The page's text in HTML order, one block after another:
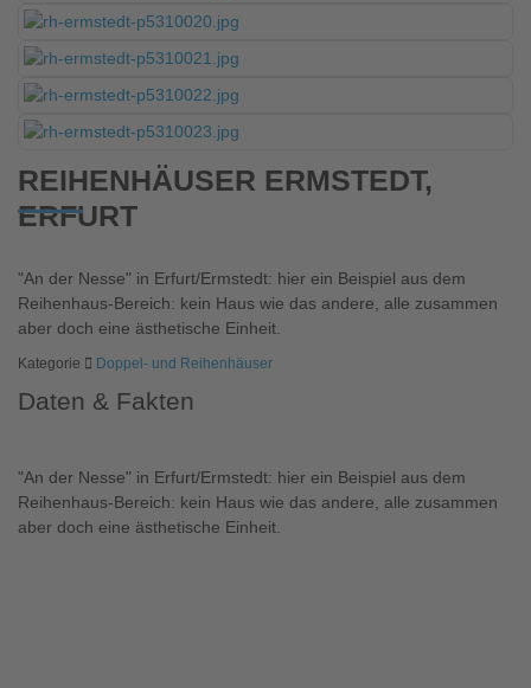
REIHENHÄUSER ERMSTEDT,
ERFURT
"An der Nesse" in Erfurt/Ermstedt: hier ein Beispiel aus dem
Reihenhaus-Bereich: kein Haus wie das andere, alle zusammen
aber doch eine ästhetische Einheit.
Kategorie Doppel- und Reihenhäuser
Daten & Fakten
"An der Nesse" in Erfurt/Ermstedt: hier ein Beispiel aus dem
Reihenhaus-Bereich: kein Haus wie das andere, alle zusammen
aber doch eine ästhetische Einheit.